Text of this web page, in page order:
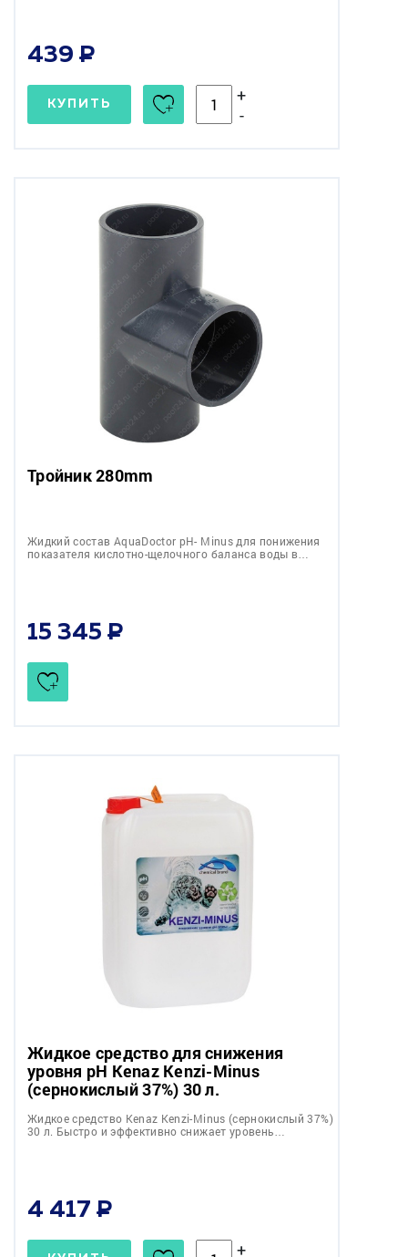
439
КУПИТЬ
+
-
Тройник 280mm
Жидкий состав AquaDoctor pH- Minus для понижения
показателя кислотно-щелочного баланса воды в…
15 345
Жидкое средство для снижения
уровня pH Kenaz Kenzi-Minus
(сернокислый 37%) 30 л.
Жидкое средство Kenaz Kenzi-Minus (сернокислый 37%)
30 л. Быстро и эффективно снижает уровень…
4 417
+